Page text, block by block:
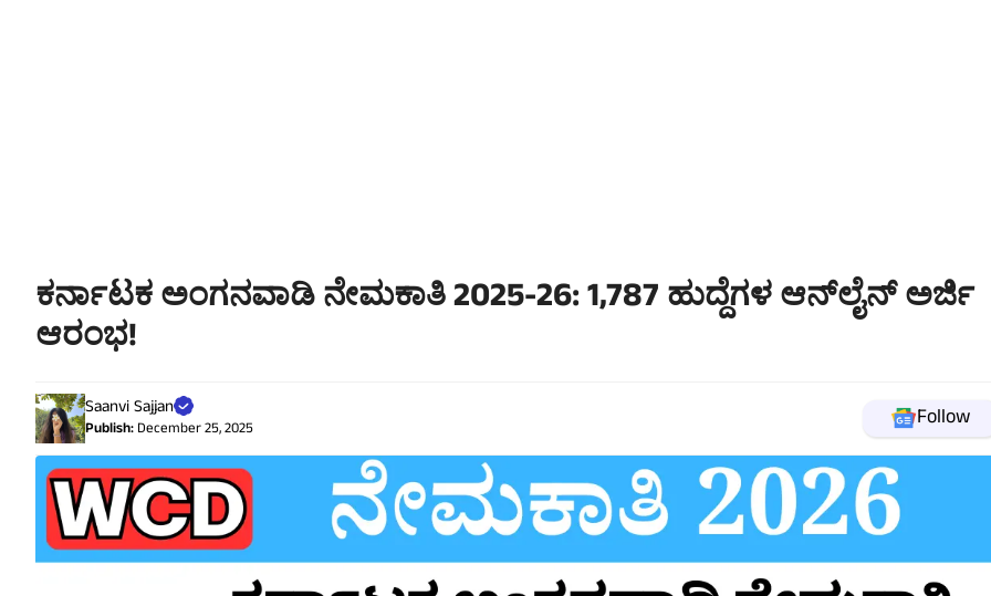
ಕರ್ನಾಟಕ ಅಂಗನವಾಡಿ ನೇಮಕಾತಿ 2025-26: 1,787 ಹುದ್ದೆಗಳ ಆನ್‌ಲೈನ್ ಅರ್ಜಿ
ಆರಂಭ!
Saanvi Sajjan
Publish:December 25, 2025 Follow